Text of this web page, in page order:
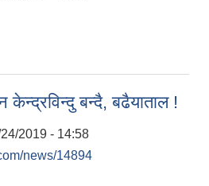
आव्हान सम्बन्धि सूचना
केन्द्रविन्दु बन्दै, बढैयाताल !
2019 - 14:58
news/14894